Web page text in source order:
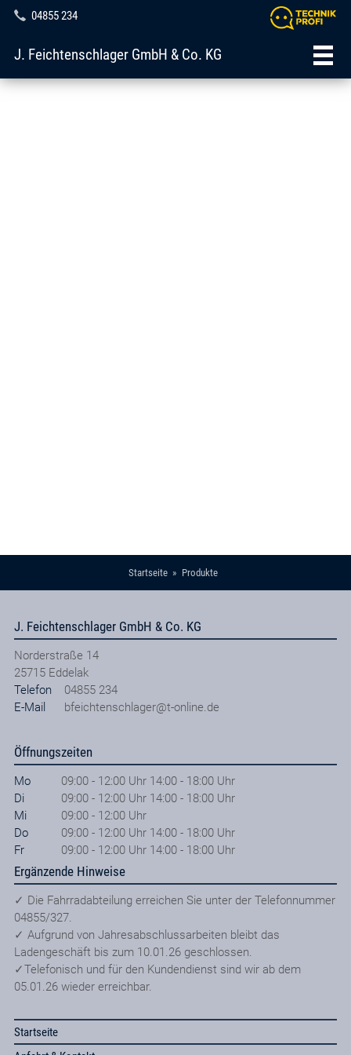
04855 234
J. Feichtenschlager GmbH & Co. KG
Startseite Produkte
J. Feichtenschlager GmbH & Co. KG
Norderstraße 14
25715 Eddelak
Telefon
04855 234
E-Mail
bfeichtenschlager@t-online.de
Öffnungszeiten
Mo
09:00 - 12:00 Uhr 14:00 - 18:00 Uhr
Di
09:00 - 12:00 Uhr 14:00 - 18:00 Uhr
Mi
09:00 - 12:00 Uhr
Do
09:00 - 12:00 Uhr 14:00 - 18:00 Uhr
Fr
09:00 - 12:00 Uhr 14:00 - 18:00 Uhr
Ergänzende Hinweise
✓ Die Fahrradabteilung erreichen Sie unter der Telefonnummer
04855/327.
✓ Aufgrund von Jahresabschlussarbeiten bleibt das
Ladengeschäft bis zum 10.01.26 geschlossen.
✓Telefonisch und für den Kundendienst sind wir ab dem
05.01.26 wieder erreichbar.
Startseite